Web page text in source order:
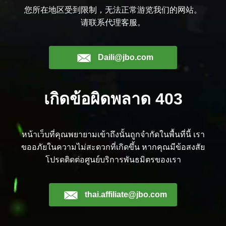
您所在地区受到限制，无法正常游览我们的网站。
请联系代理客服。
Daili@jbo.com
เกิดข้อผิดพลาด 403
หน้าเว็บที่คุณพยายามเข้าถึงนั้นถูกจำกัดในพื้นที่นี้ เรา
ขออภัยในความไม่สะดวกที่เกิดขึ้น หากคุณมีข้อสงสัย
โปรดติดต่อศูนย์บริการพันธมิตรของเรา
thai.affiliate@jbo.com